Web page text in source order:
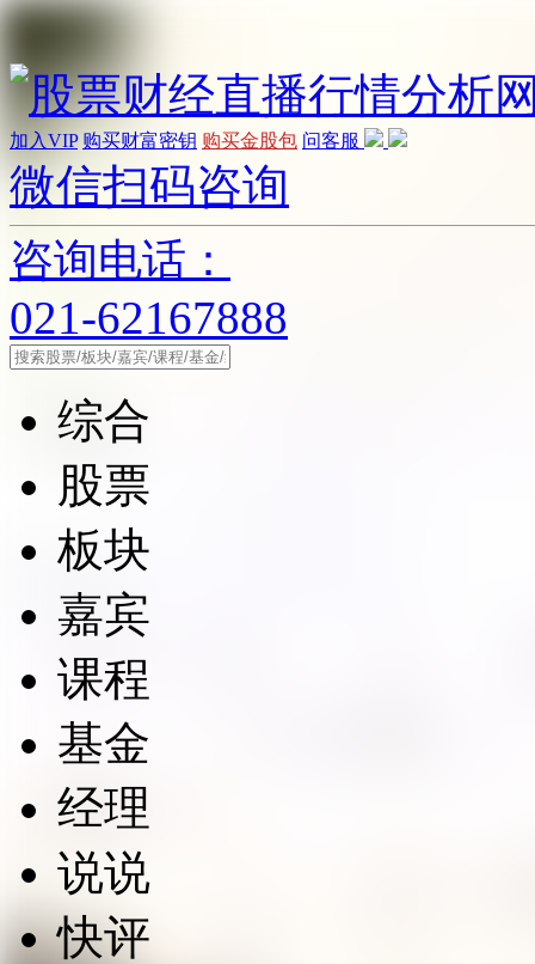
加入VIP 购买财富密钥 购买金股包 问客服
微信扫码咨询
咨询电话：
021-62167888
综合
股票
板块
嘉宾
课程
基金
经理
说说
快评